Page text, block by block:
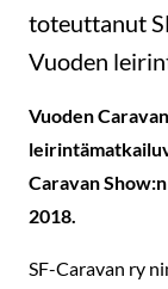
toteuttanut
Vuoden
Vuoden
Caravan
2018.
SF-Caravan ry